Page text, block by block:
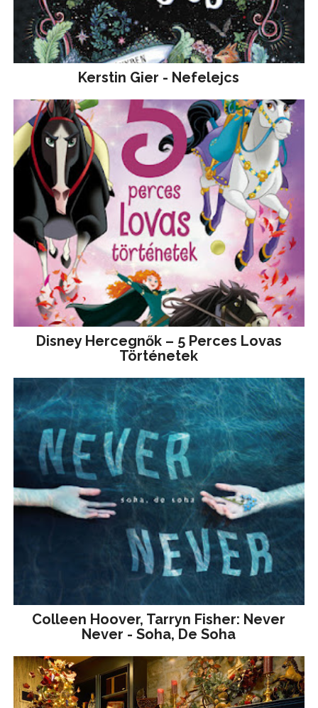
Kerstin Gier - Nefelejcs
Disney ​Hercegnők – 5 Perces Lovas
Történetek
Colleen Hoover, Tarryn Fisher: Never
Never - Soha, De Soha